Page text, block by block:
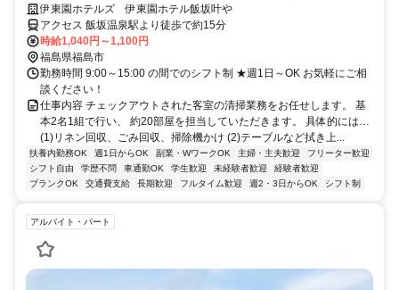
躍中の職場です。
伊東園ホテルズ 伊東園ホテル飯坂叶や
アクセス 飯坂温泉駅より徒歩で約15分
時給1,040円～1,100円
福島県福島市
勤務時間 9:00～15:00 の間でのシフト制 ★週1日～OK お気軽にご相
談ください！
仕事内容 チェックアウトされた客室の清掃業務をお任せします。 基
本2名1組で行い、 約20部屋を担当していただきます。 具体的には…
(1)リネン回収、ごみ回収、掃除機かけ (2)テーブルなど拭き上...
扶養内勤務OK 週1日からOK 副業・WワークOK 主婦・主夫歓迎
フリーター歓迎
シフト自由
学歴不問 車通勤OK 学生歓迎 未経験者歓迎
経験者歓迎
ブランクOK
交通費支給 長期歓迎 フルタイム歓迎 週2・3日からOK シフト制
アルバイト・パート